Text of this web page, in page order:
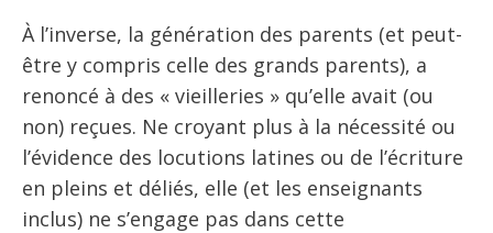
À l’inverse, la génération des parents (et peut-
être y compris celle des grands parents), a
renoncé à des « vieilleries » qu’elle avait (ou
non) reçues. Ne croyant plus à la nécessité ou
l’évidence des locutions latines ou de l’écriture
en pleins et déliés, elle (et les enseignants
inclus) ne s’engage pas dans cette